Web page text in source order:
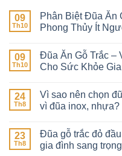
09
Th10
Phân Biệt Đũa Ăn
Phong Thủy Ít
09
Th10
Đũa Ăn Gỗ Trắc –
Cho Sức Khỏe
24
Th8
Vì sao nên chọn
vì đũa inox, nhựa?
23
Th8
Đũa gỗ trắc đỏ
gia đình sang trọng